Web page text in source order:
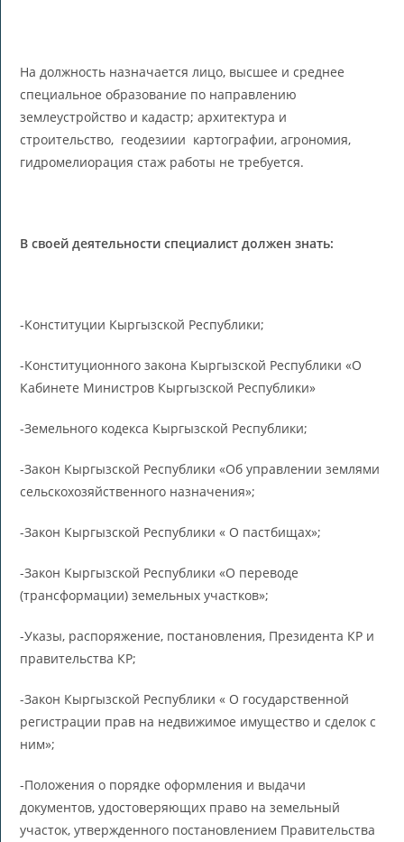
На должность назначается лицо, высшее и среднее
специальное образование по направлению
землеустройство и кадастр; архитектура и
строительство, геодезиии картографии, агрономия,
гидромелиорация стаж работы не требуется.
В своей деятельности специалист должен знать:
-Конституции Кыргызской Республики;
-Конституционного закона Кыргызской Республики «О
Кабинете Министров Кыргызской Республики»
-Земельного кодекса Кыргызской Республики;
-Закон Кыргызской Республики «Об управлении землями
сельскохозяйственного назначения»;
-Закон Кыргызской Республики « О пастбищах»;
-Закон Кыргызской Республики «О переводе
(трансформации) земельных участков»;
-Указы, распоряжение, постановления, Президента КР и
правительства КР;
-Закон Кыргызской Республики « О государственной
регистрации прав на недвижимое имущество и сделок с
ним»;
-Положения о порядке оформления и выдачи
документов, удостоверяющих право на земельный
участок, утвержденного постановлением Правительства